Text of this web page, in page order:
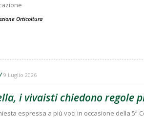
Orticoltura
9 Luglio 2026
i vivaisti chiedono regole
espressa a più voci in occasione della 5ª